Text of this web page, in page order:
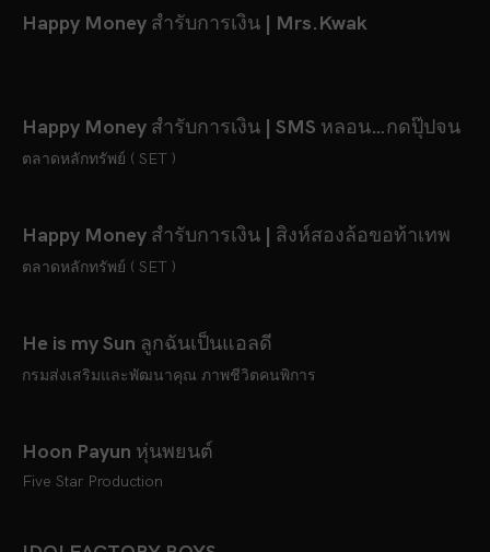
Happy Money สำรับการเงิน | Mrs.Kwak
Happy Money สำรับการเงิน | SMS หลอน…กดปุ๊ปจน
ตลาดหลักทรัพย์ ( SET )
Happy Money สำรับการเงิน | สิงห์สองล้อขอท้าเทพ
ตลาดหลักทรัพย์ ( SET )
He is my Sun ลูกฉันเป็นแอลดี
กรมส่งเสริมและพัฒนาคุณ ภาพชีวิตคนพิการ
Hoon Payun หุ่นพยนต์
Five Star Production